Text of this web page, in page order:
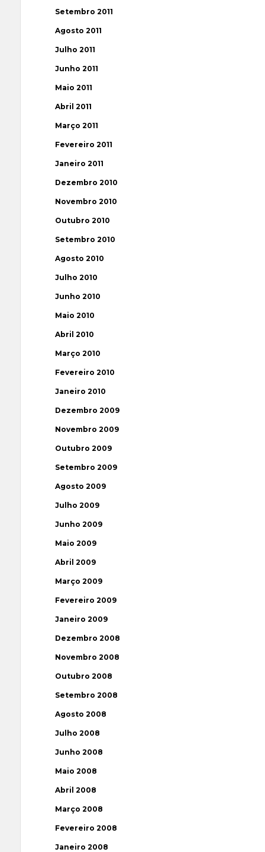
Setembro 2011
Agosto 2011
Julho 2011
Junho 2011
Maio 2011
Abril 2011
Março 2011
Fevereiro 2011
Janeiro 2011
Dezembro 2010
Novembro 2010
Outubro 2010
Setembro 2010
Agosto 2010
Julho 2010
Junho 2010
Maio 2010
Abril 2010
Março 2010
Fevereiro 2010
Janeiro 2010
Dezembro 2009
Novembro 2009
Outubro 2009
Setembro 2009
Agosto 2009
Julho 2009
Junho 2009
Maio 2009
Abril 2009
Março 2009
Fevereiro 2009
Janeiro 2009
Dezembro 2008
Novembro 2008
Outubro 2008
Setembro 2008
Agosto 2008
Julho 2008
Junho 2008
Maio 2008
Abril 2008
Março 2008
Fevereiro 2008
Janeiro 2008